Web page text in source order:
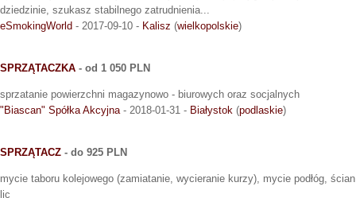
dziedzinie, szukasz stabilnego zatrudnienia...
eSmokingWorld - 2017-09-10 - Kalisz (wielkopolskie)
SPRZĄTACZKA - od 1 050 PLN
sprzatanie powierzchni magazynowo - biurowych oraz socjalnych
"Biascan" Spółka Akcyjna- 2018-01-31 - Białystok (podlaskie)
SPRZĄTACZ - do 925 PLN
mycie taboru kolejowego (zamiatanie, wycieranie kurzy), mycie podłóg,
lic